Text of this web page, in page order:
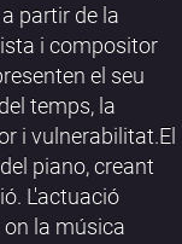
partir de la
i compositor
el seu
temps, la
i vulnerabilitat.El
piano, creant
L'actuació
la música